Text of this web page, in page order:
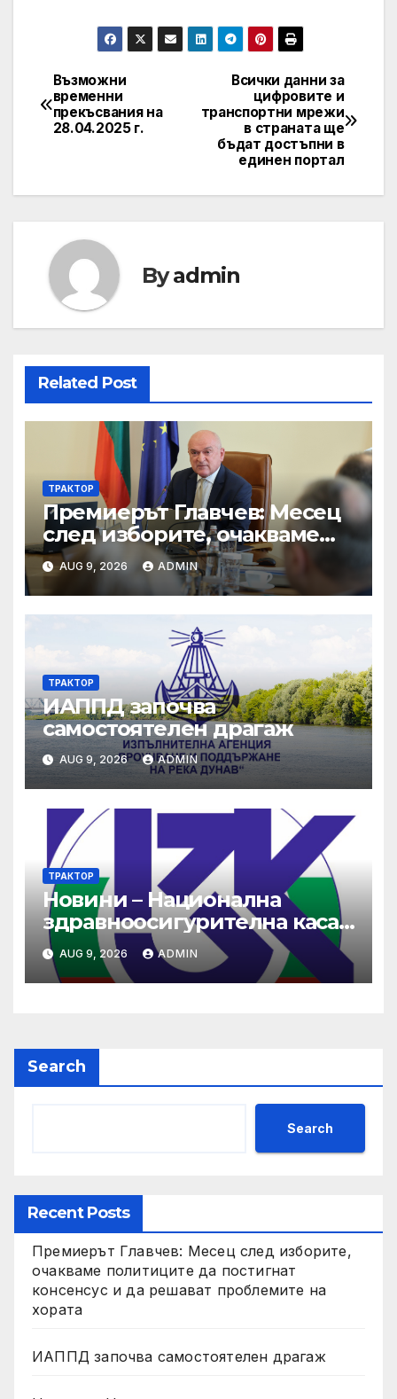
Post
navigation
Всички данни за
цифровите и
транспортни мрежи
в страната ще
бъдат достъпни в
единен портал
Възможни
временни
прекъсвания на
28.04.2025 г.
Byadmin
Related Post
ТРАКТОР
Премиерът Главчев: Месец
след изборите, очакваме
политиците да постигнат
консенсус и да решават
проблемите на хората
AUG 9, 2026 ADMIN
ТРАКТОР
ИАППД започва
самостоятелен драгаж
AUG 9, 2026 ADMIN
ТРАКТОР
Новини – Национална
здравноосигурителна каса
(НЗОК)
AUG 9, 2026 ADMIN
Search
Search
Recent Posts
Премиерът Главчев: Месец след изборите,
очакваме политиците да постигнат
консенсус и да решават проблемите на
хората
ИАППД започва самостоятелен драгаж